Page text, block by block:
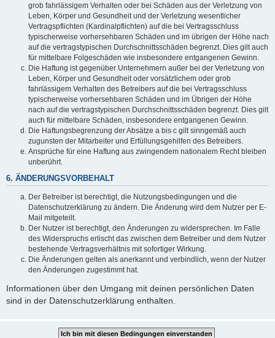
grob fahrlässigem Verhalten oder bei Schäden aus der Verletzung von
Leben, Körper und Gesundheit und der Verletzung wesentlicher
Vertragspflichten (Kardinalpflichten) auf die bei Vertragsschluss
typischerweise vorhersehbaren Schäden und im übrigen der Höhe nach
auf die vertragstypischen Durchschnittsschäden begrenzt. Dies gilt auch
für mittelbare Folgeschäden wie insbesondere entgangenen Gewinn.
Die Haftung ist gegenüber Unternehmern außer bei der Verletzung von
Leben, Körper und Gesundheit oder vorsätzlichem oder grob
fahrlässigem Verhalten des Betreibers auf die bei Vertragsschluss
typischerweise vorhersehbaren Schäden und im Übrigen der Höhe
nach auf die vertragstypischen Durchschnittsschäden begrenzt. Dies gilt
auch für mittelbare Schäden, insbesondere entgangenen Gewinn.
Die Haftungsbegrenzung der Absätze a bis c gilt sinngemäß auch
zugunsten der Mitarbeiter und Erfüllungsgehilfen des Betreibers.
Ansprüche für eine Haftung aus zwingendem nationalem Recht bleiben
unberührt.
6. ÄNDERUNGSVORBEHALT
Der Betreiber ist berechtigt, die Nutzungsbedingungen und die
Datenschutzerklärung zu ändern. Die Änderung wird dem Nutzer per E-
Mail mitgeteilt.
Der Nutzer ist berechtigt, den Änderungen zu widersprechen. Im Falle
des Widerspruchs erlischt das zwischen dem Betreiber und dem Nutzer
bestehende Vertragsverhältnis mit sofortiger Wirkung.
Die Änderungen gelten als anerkannt und verbindlich, wenn der Nutzer
den Änderungen zugestimmt hat.
Informationen über den Umgang mit deinen persönlichen Daten
sind in der Datenschutzerklärung enthalten.